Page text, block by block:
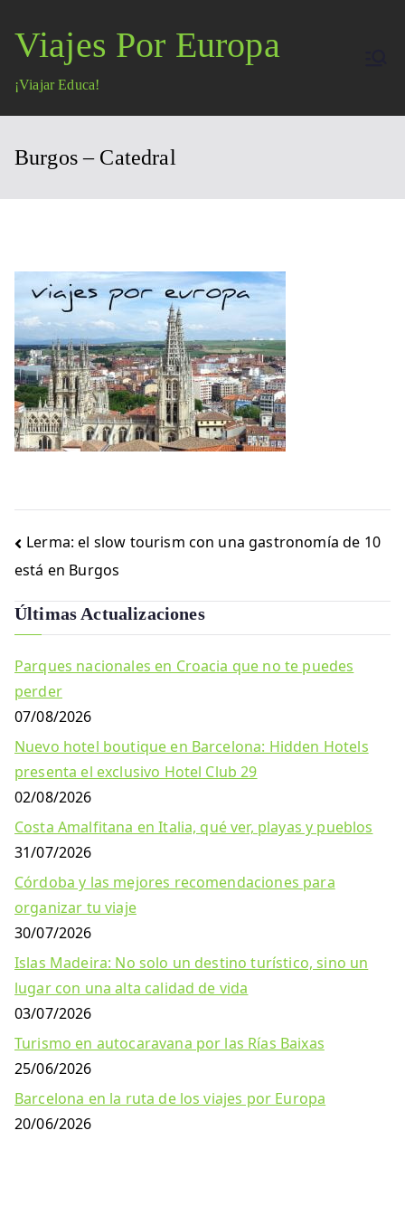
contenido
Viajes Por Europa
¡Viajar Educa!
Burgos – Catedral
Navegación
de
entradas
Lerma: el slow tourism con una gastronomía de 10
está en Burgos
Últimas Actualizaciones
Parques nacionales en Croacia que no te puedes
perder
07/08/2026
Nuevo hotel boutique en Barcelona: Hidden Hotels
presenta el exclusivo Hotel Club 29
02/08/2026
Costa Amalfitana en Italia, qué ver, playas y pueblos
31/07/2026
Córdoba y las mejores recomendaciones para
organizar tu viaje
30/07/2026
Islas Madeira: No solo un destino turístico, sino un
lugar con una alta calidad de vida
03/07/2026
Turismo en autocaravana por las Rías Baixas
25/06/2026
Barcelona en la ruta de los viajes por Europa
20/06/2026